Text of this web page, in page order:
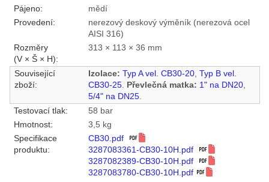
Pájeno:
mědí
Provedení:
nerezový deskový výměník (nerezová ocel
AISI 316)
Rozměry
(V × Š × H):
313 × 113 × 36 mm
Související
zboží:
Izolace: Typ A vel. CB30-20, Typ B vel.
CB30-25. Převlečná matka: 1" na DN20,
5/4" na DN25.
Testovací tlak:
58 bar
Hmotnost:
3,5 kg
Specifikace
produktu:
CB30.pdf
3287083361-CB30-10H.pdf
3287082389-CB30-10H.pdf
3287083780-CB30-10H.pdf